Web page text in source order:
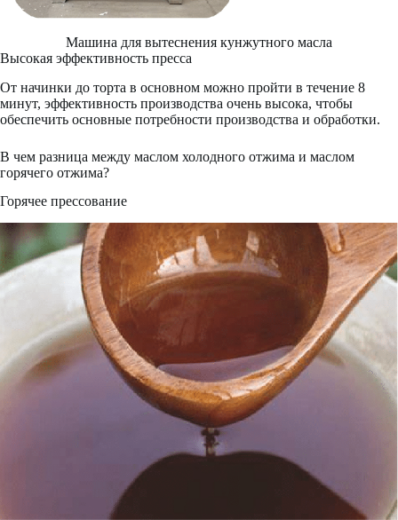
Машина для вытеснения кунжутного масла
Высокая эффективность пресса
От начинки до торта в основном можно пройти в течение 8
минут, эффективность производства очень высока, чтобы
обеспечить основные потребности производства и обработки.
В чем разница между маслом холодного отжима и маслом
горячего отжима?
Горячее прессование